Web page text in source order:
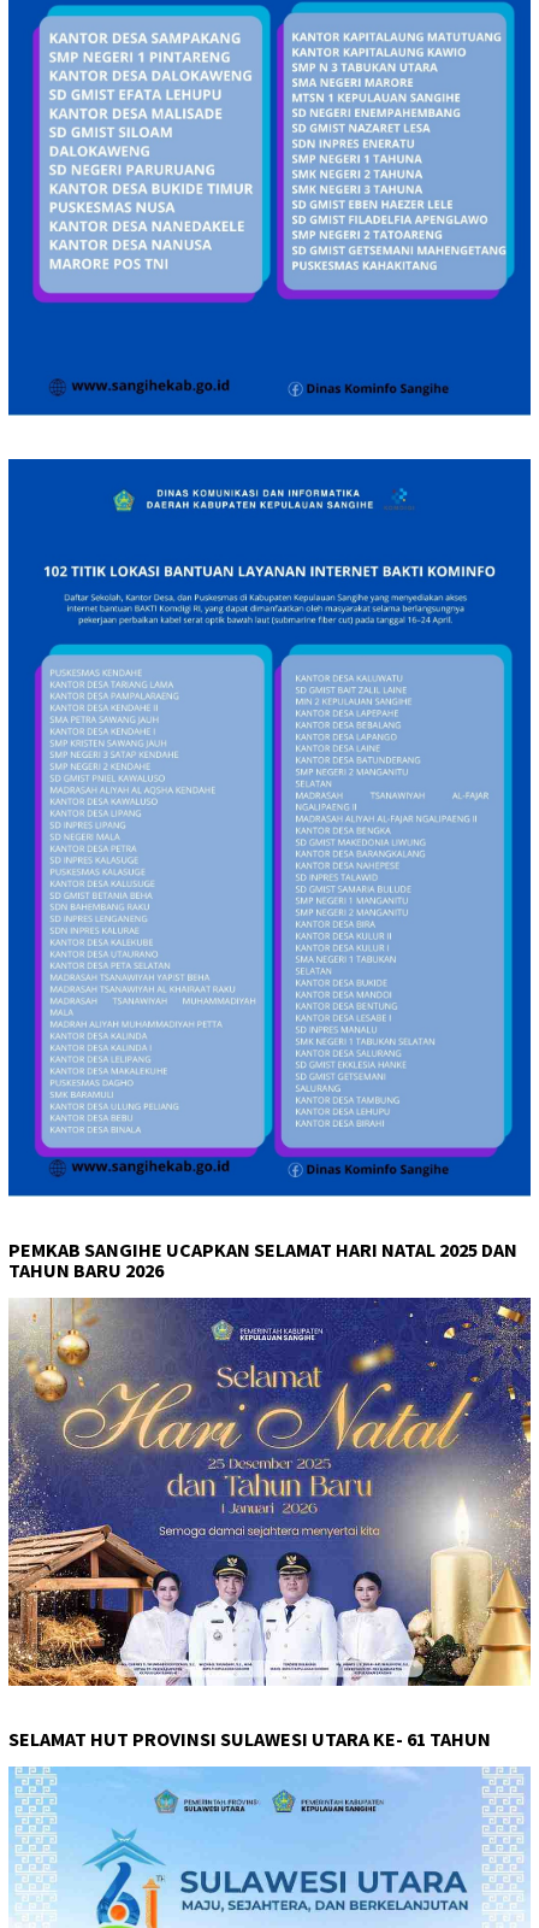
PEMKAB SANGIHE UCAPKAN SELAMAT HARI NATAL 2025 DAN
TAHUN BARU 2026
SELAMAT HUT PROVINSI SULAWESI UTARA KE- 61 TAHUN